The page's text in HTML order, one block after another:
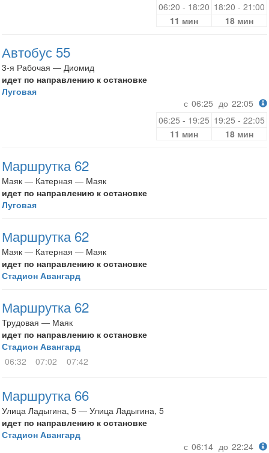
06:20 - 18:20 18:20 - 21:00
11 мин
18 мин
Автобус 55
3-я Рабочая — Диомид
идет по направлению к остановке
Луговая
с 06:25 до 22:05
06:25 - 19:25 19:25 - 22:05
11 мин
18 мин
Маршрутка 62
Маяк — Катерная — Маяк
идет по направлению к остановке
Луговая
Маршрутка 62
Маяк — Катерная — Маяк
идет по направлению к остановке
Стадион Авангард
Маршрутка 62
Трудовая — Маяк
идет по направлению к остановке
Стадион Авангард
06:32
07:02 07:42
Маршрутка 66
Улица Ладыгина, 5 — Улица Ладыгина, 5
идет по направлению к остановке
Стадион Авангард
с 06:14 до 22:24